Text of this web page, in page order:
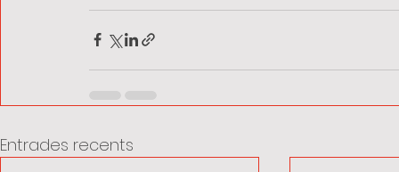
Entrades recents